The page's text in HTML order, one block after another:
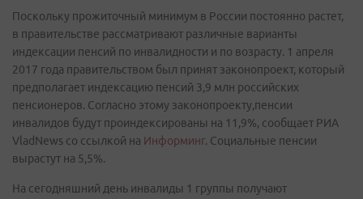
Поскольку прожиточный минимум в России постоянно растет,
в правительстве рассматривают различные варианты
индексации пенсий по инвалидности и по возрасту. 1 апреля
2017 года правительством был принят законопроект, который
предполагает индексацию пенсий 3,9 млн российских
пенсионеров. Согласно этому законопроекту,пенсии
инвалидов будут проиндексированы на 11,9%, сообщает РИА
VladNews со ссылкой на Информинг. Социальные пенсии
вырастут на 5,5%.
На сегодняшний день инвалиды 1 группы получают